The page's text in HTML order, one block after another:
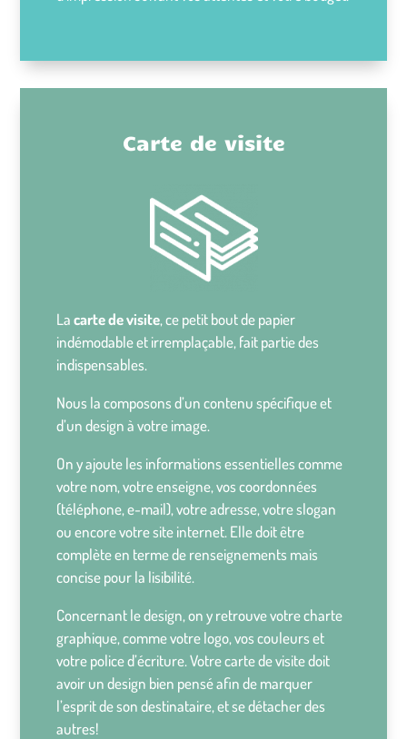
Carte de visite
Lacarte de visite, ce petit bout de papier
indémodable et irremplaçable, fait partie des
indispensables.
Nous la composons d’un contenu spécifique et
d’un design à votre image.
On y ajoute les informations essentielles comme
votre nom, votre enseigne, vos coordonnées
(téléphone, e-mail), votre adresse, votre slogan
ou encore votre site internet. Elle doit être
complète en terme de renseignements mais
concise pour la lisibilité.
Concernant le design, on y retrouve votre charte
graphique, comme votre logo, vos couleurs et
votre police d’écriture. Votre carte de visite doit
avoir un design bien pensé afin de marquer
l’esprit de son destinataire, et se détacher des
autres!